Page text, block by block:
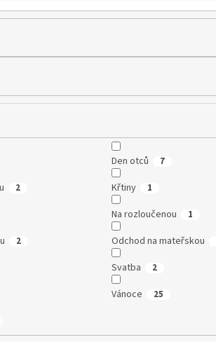
Den otců 7
2 Křtiny 1
Na rozloučenou 1
2 Odchod na mateřskou
Svatba 2
Vánoce 25